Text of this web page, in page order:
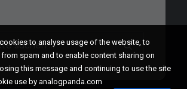
to analyse usage of the website, to
spam and to enable content sharing on
this message and continuing to use the site
use by analogpanda.com